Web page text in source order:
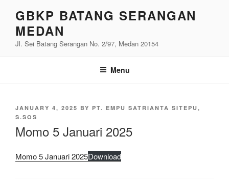
content
GBKP BATANG SERANGAN
MEDAN
Jl. Sei Batang Serangan No. 2/97, Medan 20154
Menu
POSTED
ON
JANUARY 4, 2025 BY PT. EMPU SATRIANTA SITEPU,
S.SOS
Momo 5 Januari 2025
Momo 5 Januari 2025Download